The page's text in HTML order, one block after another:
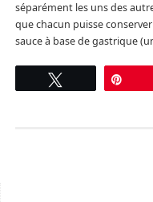
séparément les uns des
que chacun puisse
sauce à base de gastrique
Tweetez